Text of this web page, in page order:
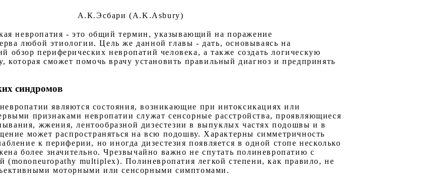
А.К.Эсбари (A.K.Asbury)
невропатия - это общий термин, указывающий на поражение
любой этиологии. Цель же данной главы - дать, основываясь на
обзор периферических невропатий человека, а также создать логическую
которая сможет помочь врачу установить правильный диагноз и предпринять
синдромов
являются состояния, возникающие при интоксикациях или
признаками невропатии служат сенсорные расстройства, проявляющиеся
жжения, лентообразной дизестезии в выпуклых частях подошвы и в
может распространяться на всю подошву. Характерны симметричность
к периферии, но иногда дизестезия появляется в одной стопе несколько
более значительно. Чрезвычайно важно не спутать полиневропатию с
(mononeuropathy multiplex). Полиневропатия легкой степени, как правило, не
моторными или сенсорными симптомами.